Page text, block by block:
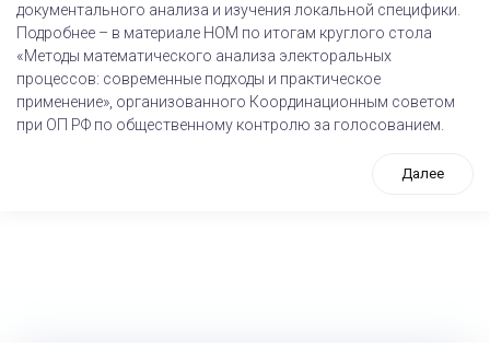
документального анализа и изучения локальной специфики.
Подробнее – в материале НОМ по итогам круглого стола
«Методы математического анализа электоральных
процессов: современные подходы и практическое
применение», организованного Координационным советом
при ОП РФ по общественному контролю за голосованием.
Далее